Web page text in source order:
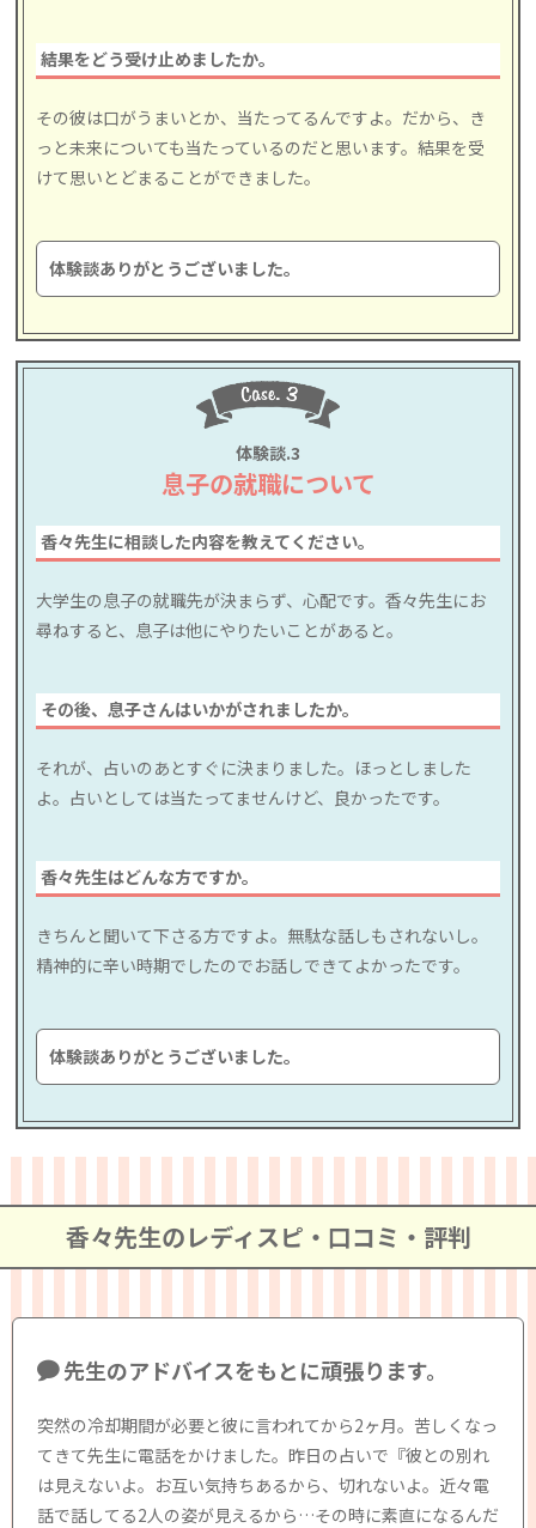
結果をどう受け止めましたか。
その彼は口がうまいとか、当たってるんですよ。だから、き
っと未来についても当たっているのだと思います。結果を受
けて思いとどまることができました。
体験談ありがとうございました。
体験談.3
息子の就職について
香々先生に相談した内容を教えてください。
大学生の息子の就職先が決まらず、心配です。香々先生にお
尋ねすると、息子は他にやりたいことがあると。
その後、息子さんはいかがされましたか。
それが、占いのあとすぐに決まりました。ほっとしました
よ。占いとしては当たってませんけど、良かったです。
香々先生はどんな方ですか。
きちんと聞いて下さる方ですよ。無駄な話しもされないし。
精神的に辛い時期でしたのでお話しできてよかったです。
体験談ありがとうございました。
香々先生のレディスピ・口コミ・評判
先生のアドバイスをもとに頑張ります。
突然の冷却期間が必要と彼に言われてから2ヶ月。苦しくなっ
てきて先生に電話をかけました。昨日の占いで『彼との別れ
は見えないよ。お互い気持ちあるから、切れないよ。近々電
話で話してる2人の姿が見えるから…その時に素直になるんだ